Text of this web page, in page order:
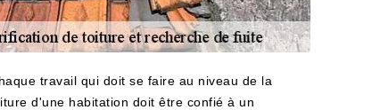
travail qui doit se faire au niveau de la
d'une habitation doit être confié à un